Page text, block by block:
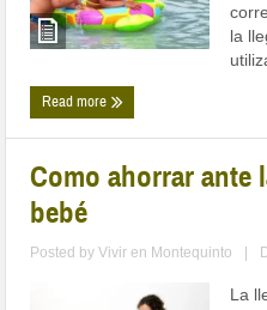
la
Read more
Como ahorrar ante
bebé
Posted byVivir en Montequinto
La